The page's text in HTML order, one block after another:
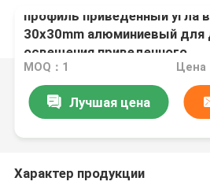
профиль приведенный угла
30x30mm алюминиевый для
освещения приведенного
MOQ：1 Цена
Лучшая цена
Характер продукции